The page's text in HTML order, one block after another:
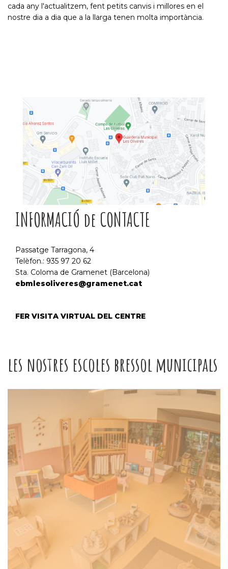
cada any l'actualitzem, fent petits canvis i millores en el
nostre dia a dia que a la llarga tenen molta importància.
INFORMACIÓ de CONTACTE
Passatge Tarragona, 4
Telèfon.: 935 97 20 62
Sta. Coloma de Gramenet (Barcelona)
ebmlesoliveres@gramenet.cat
FER VISITA VIRTUAL DEL CENTRE
les nostres escoles bressol municipals